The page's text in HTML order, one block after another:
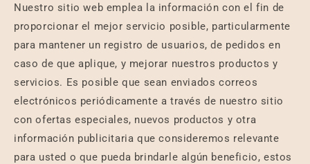
Nuestro sitio web emplea la información con el fin de
proporcionar el mejor servicio posible, particularmente
para mantener un registro de usuarios, de pedidos en
caso de que aplique, y mejorar nuestros productos y
servicios. Es posible que sean enviados correos
electrónicos periódicamente a través de nuestro sitio
con ofertas especiales, nuevos productos y otra
información publicitaria que consideremos relevante
para usted o que pueda brindarle algún beneficio, estos